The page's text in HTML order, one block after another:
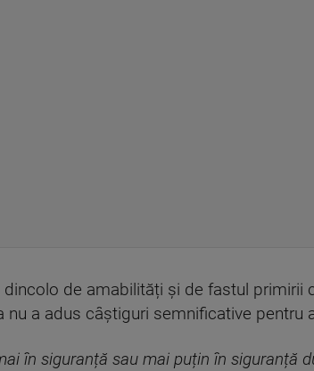
de amabilități și de fastul primirii
nu a adus câștiguri semnificative pentru
în siguranță sau mai puțin în siguranță